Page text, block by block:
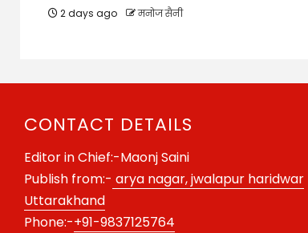
2 days ago मनोज सैनी
CONTACT DETAILS
Editor in Chief:-Maonj Saini
Publish from:- arya nagar, jwalapur haridwar
Uttarakhand
Phone:-+91-9837125764